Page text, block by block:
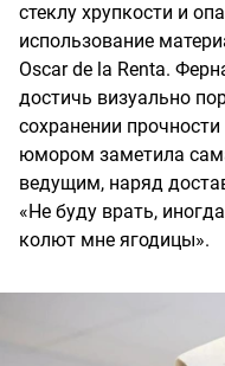
стеклу хрупкости и
использование
Oscar de la Renta.
достичь визуально
сохранении
юмором заметила
ведущим, наряд
«Не буду врать,
колют мне ягодицы».